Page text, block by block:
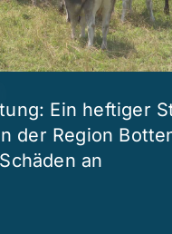
Ein heftiger
der Region
an